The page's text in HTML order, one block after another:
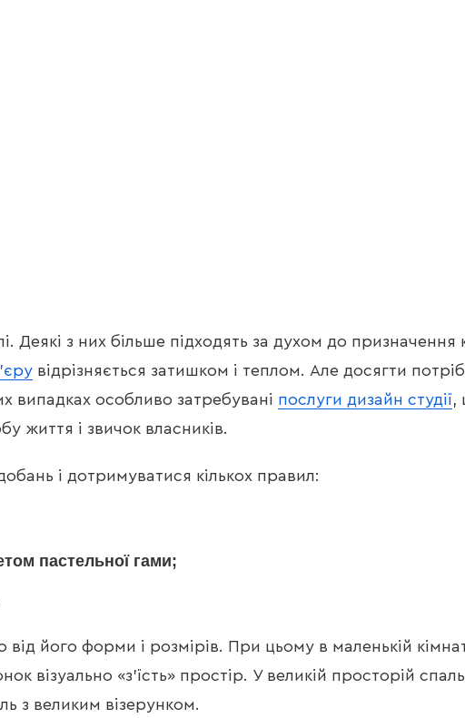
з них більше підходять за духом до призначення
відрізняється затишком і теплом. Але досягти
особливо затребувані послуги дизайн студії,
життя і звичок власників.
і дотримуватися кількох правил:
пастельної гами;
його форми і розмірів. При цьому в маленькій
візуально «з’їсть» простір. У великій просторій
з великим візерунком.